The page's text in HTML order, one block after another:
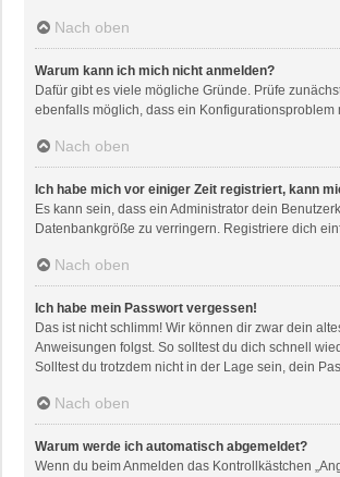
Nach oben
Warum kann ich mich nicht anmelden?
Dafür gibt es viele mögliche Gründe. Prüfe
ebenfalls möglich, dass ein
Nach oben
Ich habe mich vor einiger Zeit registriert, kann
Es kann sein, dass ein Administrator dein
Datenbankgröße zu verringern. Registriere dich
Nach oben
Ich habe mein Passwort vergessen!
Das ist nicht schlimm! Wir können dir zwar dein
Anweisungen folgst. So solltest du dich schnell
Solltest du trotzdem nicht in der Lage sein, dein
Nach oben
Warum werde ich automatisch abgemeldet?
Wenn du beim Anmelden das Kontrollkästchen